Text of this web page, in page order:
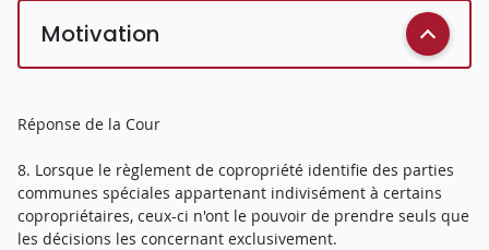
Motivation
Réponse de la Cour
8. Lorsque le règlement de copropriété identifie des parties
communes spéciales appartenant indivisément à certains
copropriétaires, ceux-ci n'ont le pouvoir de prendre seuls que
les décisions les concernant exclusivement.